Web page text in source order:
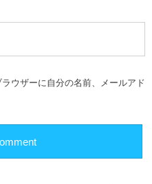
ウザーに自分の名前、メールアド